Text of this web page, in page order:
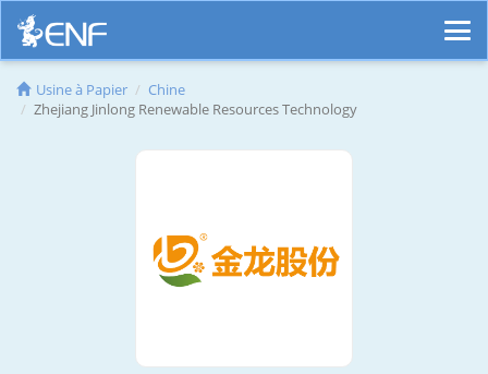
Usine à Papier
Chine
Zhejiang Jinlong Renewable Resources Technology